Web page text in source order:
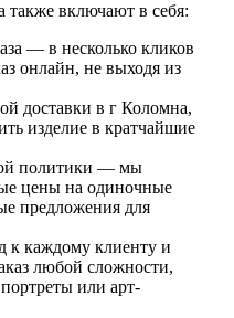
также включают в себя:
— в несколько кликов
онлайн, не выходя из
доставки в г Коломна,
изделие в кратчайшие
политики — мы
цены на одиночные
предложения для
к каждому клиенту и
любой сложности,
или арт-